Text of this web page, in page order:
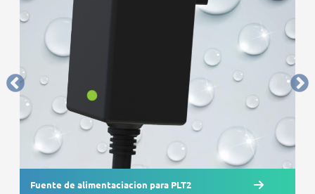
Fuente de alimentaciacion para PLT2